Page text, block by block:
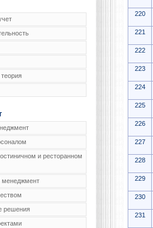
и ресторанном
менеджмент
решения
220
221
222
223
224
225
226
227
228
229
230
231